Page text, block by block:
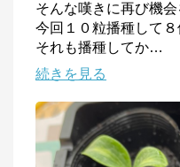
そんな嘆きに再び機
今回１０粒播種して
それも播種してか…
続きを見る